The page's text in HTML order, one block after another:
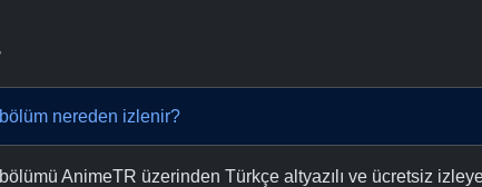
nereden izlenir?
AnimeTR üzerinden Türkçe altyazılı ve ücretsiz